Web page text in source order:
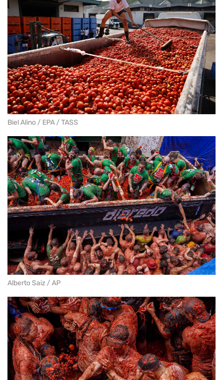
Biel Alino / EPA / TASS
Alberto Saiz / AP